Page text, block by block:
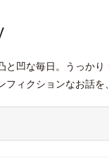
凹な毎日。うっか
ィクションなお話を